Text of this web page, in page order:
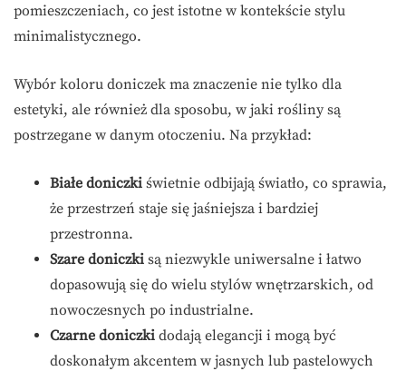
pomieszczeniach, co jest istotne w kontekście stylu
minimalistycznego.
Wybór koloru doniczek ma znaczenie nie tylko dla
estetyki, ale również dla sposobu, w jaki rośliny są
postrzegane w danym otoczeniu. Na przykład:
Białe doniczki świetnie odbijają światło, co sprawia,
że przestrzeń staje się jaśniejsza i bardziej
przestronna.
Szare doniczki są niezwykle uniwersalne i łatwo
dopasowują się do wielu stylów wnętrzarskich, od
nowoczesnych po industrialne.
Czarne doniczki dodają elegancji i mogą być
doskonałym akcentem w jasnych lub pastelowych